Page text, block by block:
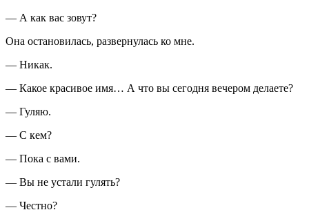
— А как вас зовут?
Она остановилась, развернулась ко мне.
— Никак.
— Какое красивое имя… А что вы сегодня вечером делаете?
— Гуляю.
— С кем?
— Пока с вами.
— Вы не устали гулять?
— Честно?